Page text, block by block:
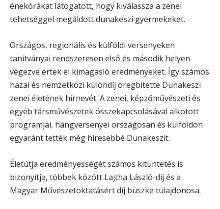
énekórákat látogatott, hogy kiválassza a zenei
tehetséggel megáldott dunakeszi gyermekeket.
Országos, regionális és külföldi versenyeken
tanítványai rendszeresen első és második helyen
végezve értek el kimagasló eredményeket. Így számos
hazai és nemzetközi különdíj öregbítette Dunakeszi
zenei életének hírnevét. A zenei, képzőművészeti és
egyéb társművészetek összekapcsolásával alkotott
programjai, hangversenyei országosan és külföldön
egyaránt tették még híresebbé Dunakeszit.
Életútja eredményességét számos kitüntetés is
bizonyítja, többek között Lajtha László-díj és a
Magyar Művészetoktatásért díj büszke tulajdonosa.